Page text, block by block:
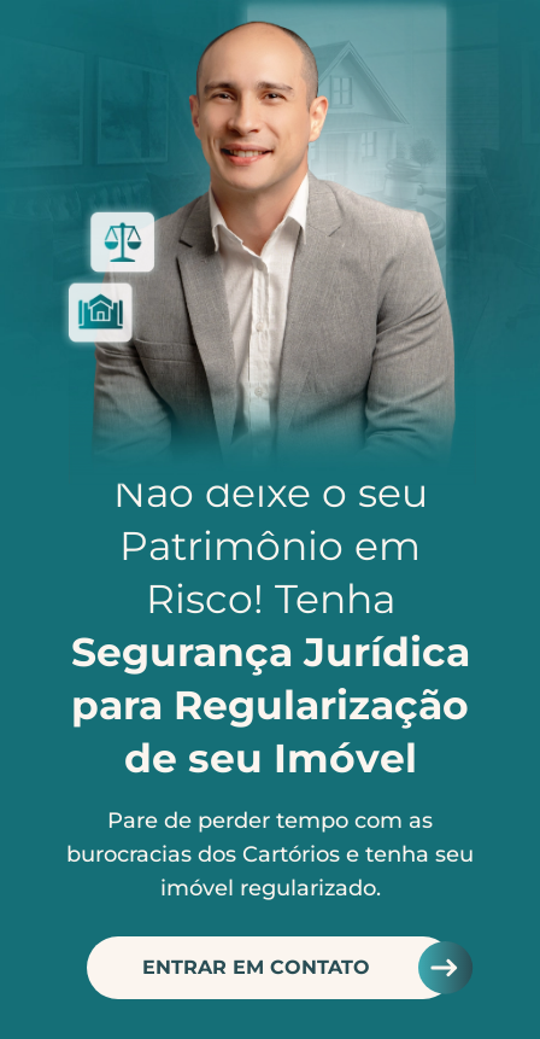
Não deixe o seu
Patrimônio em
Risco! Tenha
Segurança Jurídica
para Regularização
de seu Imóvel
Pare de perder tempo com as
burocracias dos Cartórios e tenha seu
imóvel regularizado.
ENTRAR EM CONTATO